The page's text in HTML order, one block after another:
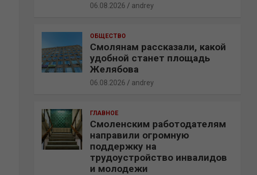
06.08.2026 andrey
ОБЩЕСТВО
Смолянам рассказали, какой
удобной станет площадь
Желябова
06.08.2026 andrey
ГЛАВНОЕ
Смоленским работодателям
направили огромную
поддержку на
трудоустройство инвалидов
и молодежи